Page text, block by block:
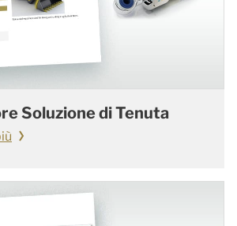
Soluzione di Tenuta